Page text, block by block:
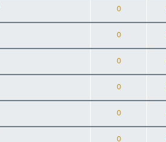
0
0
0
0
0
0